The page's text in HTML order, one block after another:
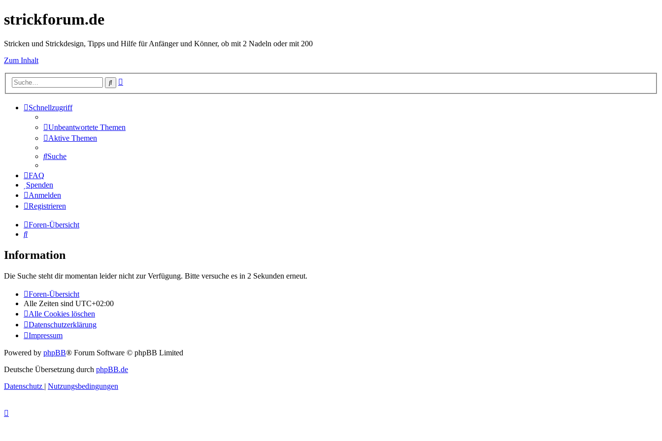
strickforum.de
Stricken und Strickdesign, Tipps und Hilfe für Anfänger und Könner, ob mit 2 Nadeln oder mit 200
Zum Inhalt
Suche
Schnellzugriff
Unbeantwortete Themen
Aktive Themen
Suche
FAQ
Spenden
Anmelden
Registrieren
Foren-Übersicht
Suche
Information
Die Suche steht dir momentan leider nicht zur Verfügung. Bitte versuche es in 2 Sekunden erneut.
Foren-Übersicht
Alle Zeiten sind UTC+02:00
Alle Cookies löschen
Datenschutzerklärung
Impressum
Powered by phpBB® Forum Software © phpBB Limited
Deutsche Übersetzung durch phpBB.de
Datenschutz | Nutzungsbedingungen